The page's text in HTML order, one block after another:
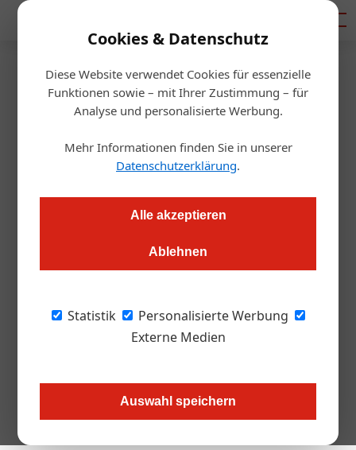
Cookies & Datenschutz
Diese Website verwendet Cookies für essenzielle
Funktionen sowie – mit Ihrer Zustimmung – für
Analyse und personalisierte Werbung.
Mehr Informationen finden Sie in unserer
Datenschutzerklärung.
Alle akzeptieren
Ablehnen
Statistik
Personalisierte Werbung
Externe Medien
Auswahl speichern
Startseite/Gastro & Hotel
Testa Rossa präsentiert junge
Linie
Die erste Testa Rossa Caffèbar Enzo eröffnet in Kufstein
neue Linie auf. „Enzo“ soll verstärkt ein
junges, lifestyleorientiertes Publikum
Testa Rossa-Cafés wurde das Interiordesign
mit einem jungen Touch versehen.
Verantwortlich dafür zeichnet die Designerin